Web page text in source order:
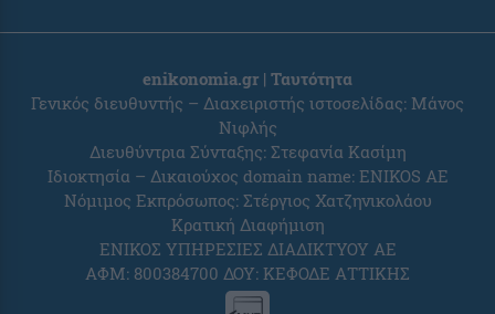
enikonomia.gr | Ταυτότητα
Γενικός διευθυντής – Διαχειριστής ιστοσελίδας: Μάνος
Νιφλής
Διευθύντρια Σύνταξης: Στεφανία Κασίμη
Ιδιοκτησία – Δικαιούχος domain name: ENIKOS AE
Νόμιμος Εκπρόσωπος: Στέργιος Χατζηνικολάου
Κρατική Διαφήμιση
ΕΝΙΚΟΣ ΥΠΗΡΕΣΙΕΣ ΔΙΑΔΙΚΤΥΟΥ ΑΕ
ΑΦΜ: 800384700 ΔΟΥ: ΚΕΦΟΔΕ ΑΤΤΙΚΗΣ